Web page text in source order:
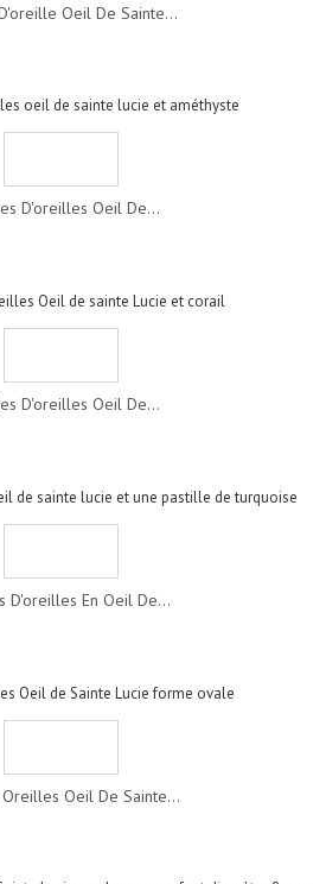
Oeil De Sainte...
D'oreilles Oeil De...
D'oreilles Oeil De...
D'oreilles En Oeil De...
Oeil De Sainte...